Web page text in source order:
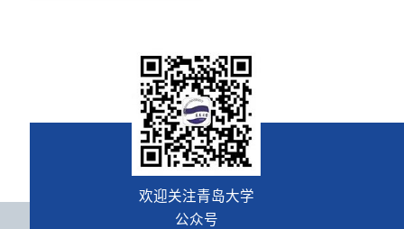
欢迎关注青岛大学
公众号